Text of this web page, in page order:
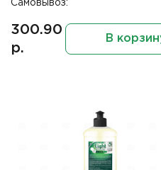
Самовывоз:
300.90
р.
В